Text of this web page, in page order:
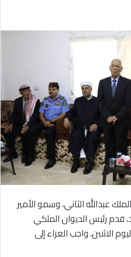
جلالة الملك عبدالله الثاني، وسمو الأمير
قدم رئيس الديوان الملكي
واجب العزاء إلى